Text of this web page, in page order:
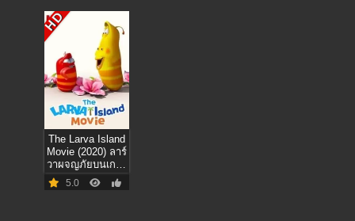
HD
The Larva Island
Movie (2020) ลาร์
วาผจญภัยบนเกาะ
หรรษา
5.0